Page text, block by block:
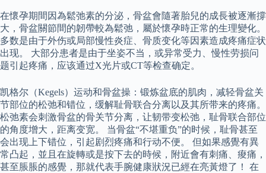
在懷孕期間因為鬆弛素的分泌，骨盆會隨著胎兒的成長被逐漸撐
大，骨盆關節間的韌帶較為鬆弛，屬於懷孕時正常的生理變化。
多数是由于外伤或局部慢性炎症、骨质变化等因素造成疼痛症状
出现。 大部分患者是由于坐姿不当，或异常受力、慢性劳损问
题引起疼痛，应该通过X光片或CT等检查确定。
凯格尔（Kegels）运动和骨盆操：锻炼盆底的肌肉，减轻骨盆关
节部位的松弛和错位，缓解耻骨联合分离以及其所带来的疼痛。
松弛素会刺激骨盆的骨关节分离，让韧带变松弛，耻骨联合部位
的角度增大，距离变宽。 当骨盆“不堪重负”的时候，耻骨甚至
会出现上下错位，引起剧烈疼痛和行动不便。 但如果感覺有異
常凸起，並且在旋轉或是按下去的時候，附近會有刺痛、痠痛，
甚至脹脹的感覺，那就代表手腕健康狀況已經在亮黃燈了！ 在